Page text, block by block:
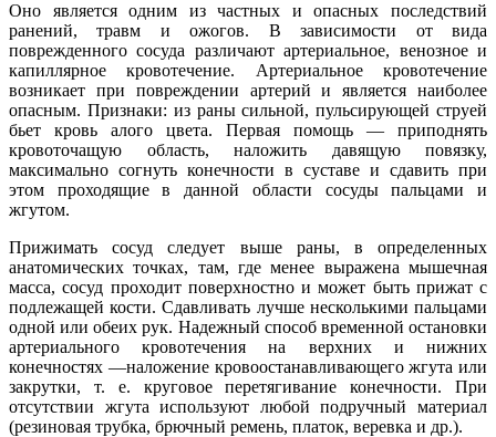
Оно является одним из частных и опасных последствий
ранений, травм и ожогов. В зависимости от вида
поврежденного сосуда различают артериальное, венозное и
капиллярное кровотечение. Артериальное кровотечение
возникает при повреждении артерий и является наиболее
опасным. Признаки: из раны сильной, пульсирующей струей
бьет кровь алого цвета. Первая помощь — приподнять
кровоточащую область, наложить давящую повязку,
максимально согнуть конечности в суставе и сдавить при
этом проходящие в данной области сосуды пальцами и
жгутом.
Прижимать сосуд следует выше раны, в определенных
анатомических точках, там, где менее выражена мышечная
масса, сосуд проходит поверхностно и может быть прижат с
подлежащей кости. Сдавливать лучше несколькими пальцами
одной или обеих рук. Надежный способ временной остановки
артериального кровотечения на верхних и нижних
конечностях —наложение кровоостанавливающего жгута или
закрутки, т. е. круговое перетягивание конечности. При
отсутствии жгута используют любой подручный материал
(резиновая трубка, брючный ремень, платок, веревка и др.).